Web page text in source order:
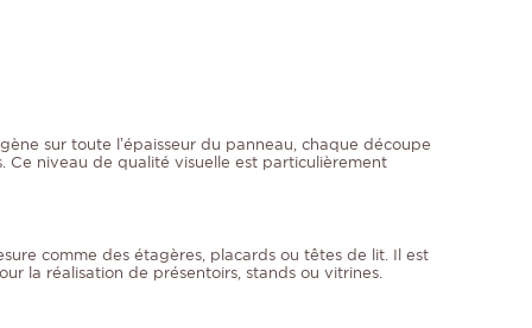
sur toute l’épaisseur du panneau, chaque découpe
Ce niveau de qualité visuelle est particulièrement
comme des étagères, placards ou têtes de lit. Il est
la réalisation de présentoirs, stands ou vitrines.